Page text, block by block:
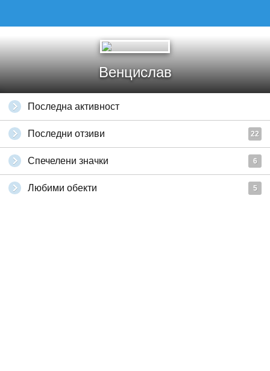
Венцислав
Последна активност
Последни отзиви 22
Спечелени значки 6
Любими обекти 5